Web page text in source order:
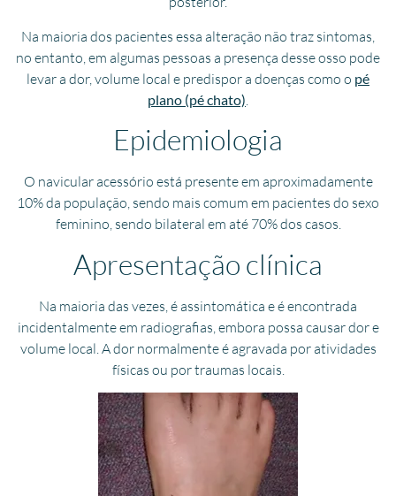
Na maioria dos pacientes essa alteração não traz sintomas,
no entanto, em algumas pessoas a presença desse osso pode
levar a dor, volume local e predispor a doenças como o pé
plano (pé chato)
Epidemiologia
O navicular acessório está presente em aproximadamente
10% da população, sendo mais comum em pacientes do sexo
feminino, sendo bilateral em até 70% dos casos.
Apresentação clínica
Na maioria das vezes, é assintomática e é encontrada
incidentalmente em radiografias, embora possa causar dor e
volume local. A dor normalmente é agravada por atividades
físicas ou por traumas locais.